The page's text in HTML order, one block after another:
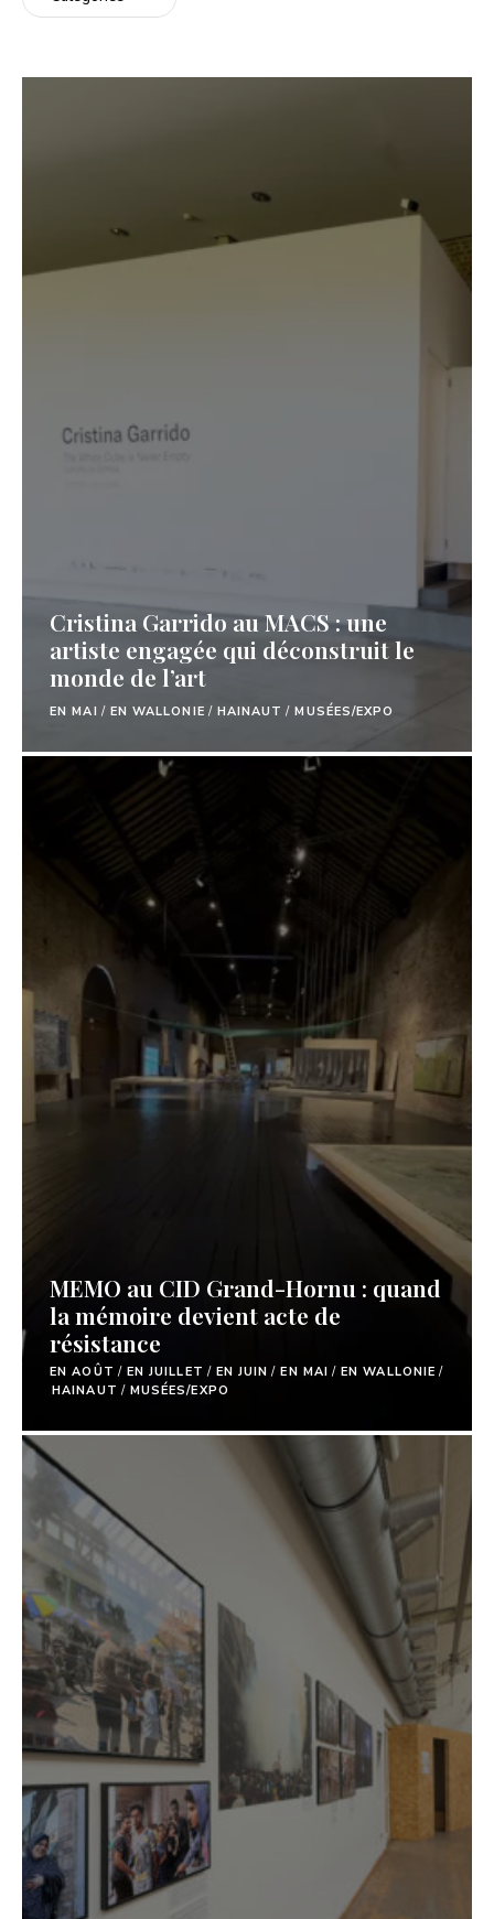
Cristina Garrido au MACS : une
artiste engagée qui déconstruit le
monde de l’art
EN MAI / EN WALLONIE / HAINAUT / MUSÉES/EXPO
MEMO au CID Grand-Hornu : quand
la mémoire devient acte de
résistance
EN AOÛT / EN JUILLET / EN JUIN / EN MAI / EN WALLONIE /
HAINAUT / MUSÉES/EXPO